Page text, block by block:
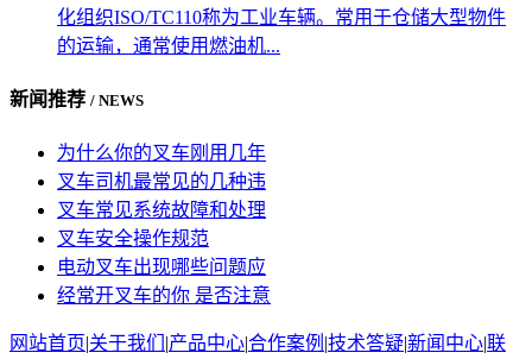
化组织ISO/TC110称为工业车辆。常用于仓储大型物件
的运输，通常使用燃油机...
新闻推荐 / NEWS
为什么你的叉车刚用几年
叉车司机最常见的几种违
叉车常见系统故障和处理
叉车安全操作规范
电动叉车出现哪些问题应
经常开叉车的你 是否注意
网站首页|关于我们 |产品中心|合作案例 |技术答疑|新闻中心|联